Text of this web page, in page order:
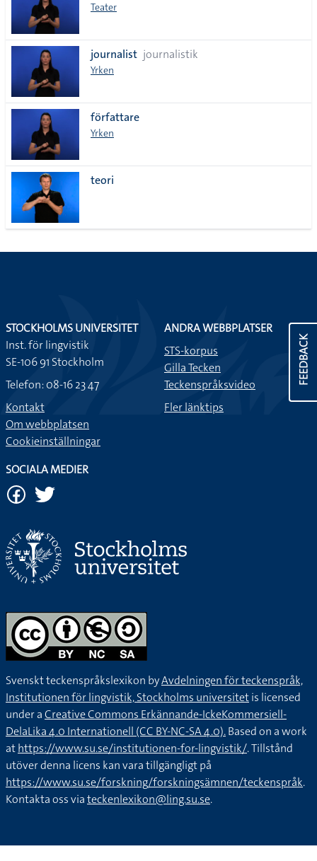
Teater
journalist journalistik
Yrken
författare
Yrken
teori
FEEDBACK
STOCKHOLMS UNIVERSITET
Inst. för lingvistik
SE-106 91 Stockholm
Telefon: 08-16 23 47
Kontakt
Om webbplatsen
Cookieinställningar
ANDRA WEBBPLATSER
STS-korpus
Gilla Tecken
Teckenspråksvideo
Fler länktips
SOCIALA MEDIER
Svenskt teckenspråkslexikon byAvdelningen för teckenspråk,
Institutionen för lingvistik, Stockholms universitetis licensed
under aCreative Commons Erkännande-IckeKommersiell-
DelaLika 4.0 Internationell (CC BY-NC-SA 4.0).Based on a work
athttps://www.su.se/institutionen-for-lingvistik/. Tillstånd
utöver denna licens kan vara tillgängligt på
https://www.su.se/forskning/forskningsämnen/teckenspråk.
Kontakta oss viateckenlexikon@ling.su.se.